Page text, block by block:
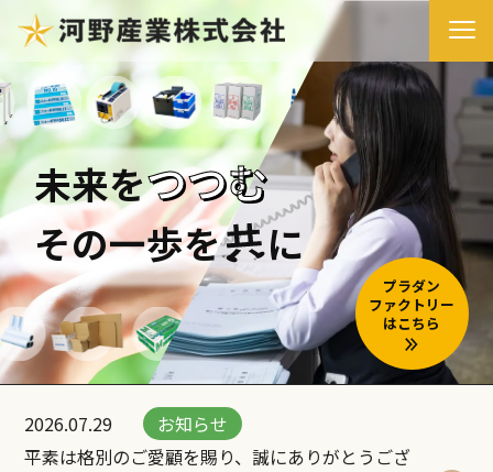
未来をつつむ
その一歩を に
プラダン
ファクトリー
はこちら
2026.07.29
お知らせ
平素は格別のご愛顧を賜り、誠にありがとうござ